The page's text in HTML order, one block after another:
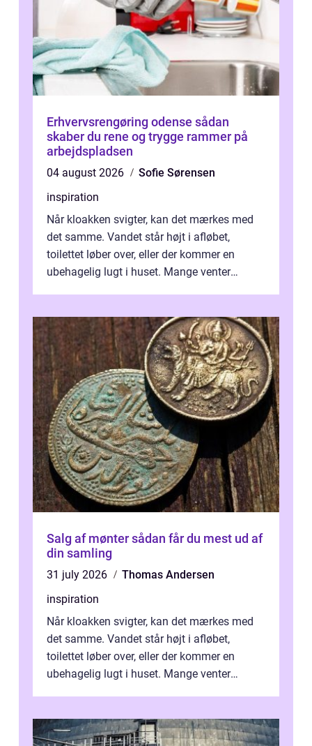
Erhvervsrengøring odense sådan
skaber du rene og trygge rammer på
arbejdspladsen
04 august 2026
Sofie Sørensen
inspiration
Når kloakken svigter, kan det mærkes med
det samme. Vandet står højt i afløbet,
toilettet løber over, eller der kommer en
ubehagelig lugt i huset. Mange venter
Salg af mønter sådan får du mest ud af
din samling
31 july 2026
Thomas Andersen
inspiration
Når kloakken svigter, kan det mærkes med
det samme. Vandet står højt i afløbet,
toilettet løber over, eller der kommer en
ubehagelig lugt i huset. Mange venter